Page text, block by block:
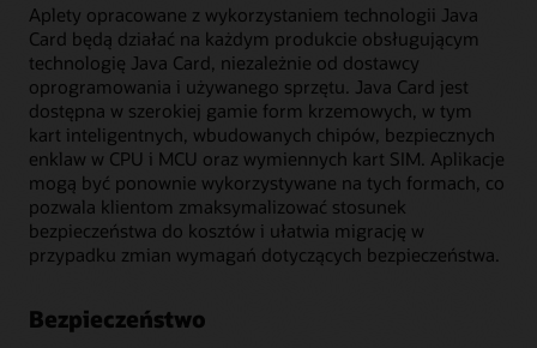
Aplety opracowane z wykorzystaniem technologii Java
Card będą działać na każdym produkcie obsługującym
technologię Java Card, niezależnie od dostawcy
oprogramowania i używanego sprzętu. Java Card jest
dostępna w szerokiej gamie form krzemowych, w tym
kart inteligentnych, wbudowanych chipów, bezpiecznych
enklaw w CPU i MCU oraz wymiennych kart SIM. Aplikacje
mogą być ponownie wykorzystywane na tych formach, co
pozwala klientom zmaksymalizować stosunek
bezpieczeństwa do kosztów i ułatwia migrację w
przypadku zmian wymagań dotyczących bezpieczeństwa.
Bezpieczeństwo